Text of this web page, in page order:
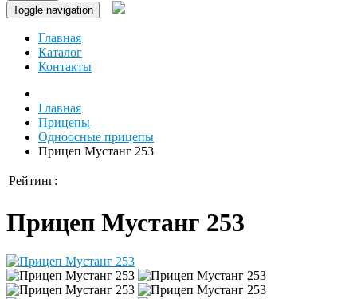
Toggle navigation
Главная
Каталог
Контакты
Главная
Прицепы
Одноосные прицепы
Прицеп Мустанг 253
Рейтинг:
Прицеп Мустанг 253